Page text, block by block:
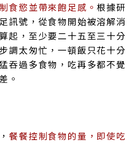
食慾並帶來飽足感。 根據研
訊號，從食物開始被溶解消
起，至少要二十五至三十分
調太匆忙，一頓飯只花十分
吞過多食物，吃再多都不覺
。
餐餐控制食物的量，即使吃